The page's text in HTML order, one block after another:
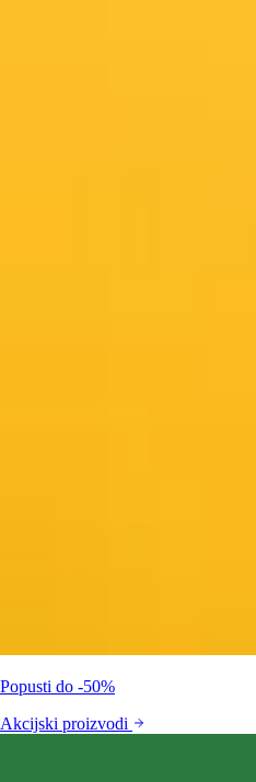
Popusti do -50%
Akcijski proizvodi